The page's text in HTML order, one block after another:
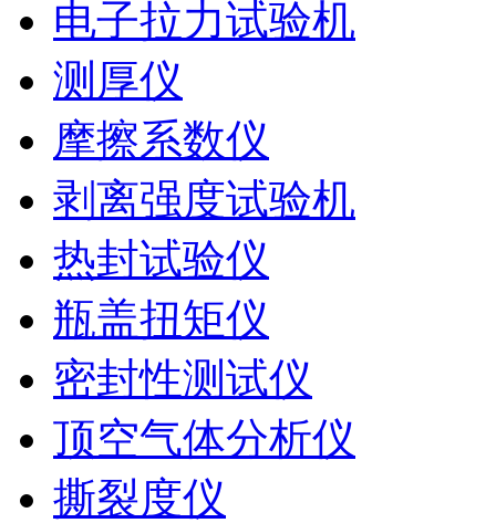
电子拉力试验机
测厚仪
摩擦系数仪
剥离强度试验机
热封试验仪
瓶盖扭矩仪
密封性测试仪
顶空气体分析仪
撕裂度仪